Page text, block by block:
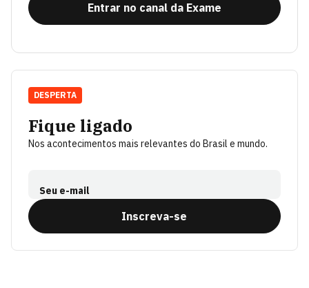
Entrar no canal da Exame
Fique ligado
Nos acontecimentos mais relevantes do Brasil e mundo.
Seu e-mail
Inscreva-se
DESPERTA